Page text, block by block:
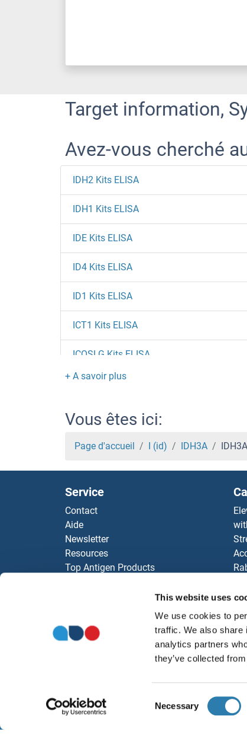
This website uses
We use cookies to
traffic. We also share
analytics partners
they’ve collected
Selection
Necessary
Target information,
Avez-vous cherché
IDH2 Kits ELISA
IDH1 Kits ELISA
IDE Kits ELISA
ID4 Kits ELISA
ID1 Kits ELISA
ICT1 Kits ELISA
ICOSLG Kits ELISA
ICMT Kits ELISA
ICK Kits ELISA
ICAM5 Kits ELISA
ICAM4 Kits ELISA
ICAM2 Kits ELISA
ICAM1 Kits ELISA
ICA1 Kits ELISA
IBA57 Kits ELISA
Hypoxanthine phosphoribosyltransferase
Vous êtes ici:
Page d'accueil I (id) IDH3A
Service
Contact
Aide
Newsletter
Resources
Top Antigen Products
À propos